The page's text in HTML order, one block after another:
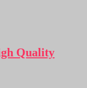
Quality